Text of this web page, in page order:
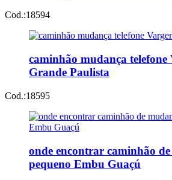
Cod.:18594
caminhão mudança telefone
Grande Paulista
Cod.:18595
onde encontrar caminhão
pequeno Embu Guaçú